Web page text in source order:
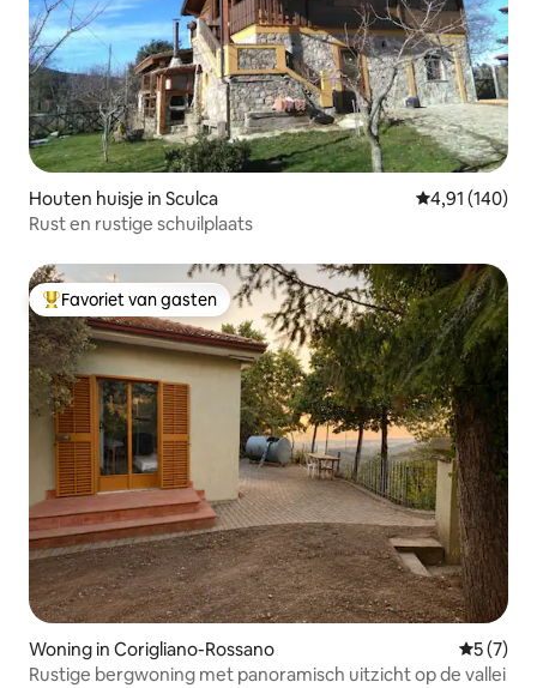
Houten huisje in Sculca Gemiddelde
4,91 (140)
Rust en rustige schuilplaats
Topfavoriet van gasten
Favoriet van gasten
Woning in Corigliano-Rossano
5 (7)
Rustige bergwoning met panoramisch uitzicht op de vallei